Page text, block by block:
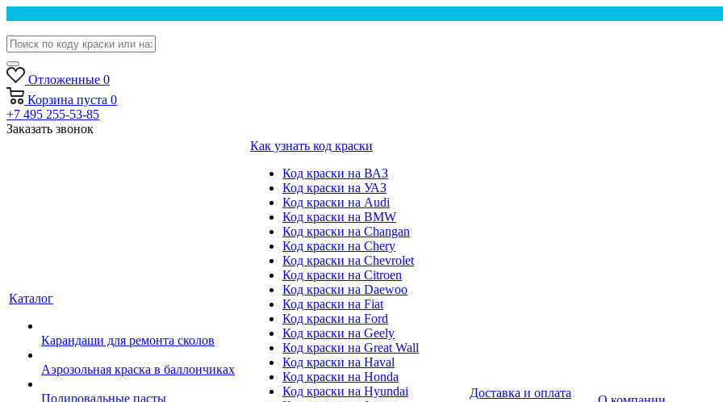
Отложенные 0
Корзина пуста 0
+7 495 255-53-85
Заказать звонок
Каталог
Карандаши для ремонта сколов
Аэрозольная краска в баллончиках
Полировальные пасты
Как узнать код краски
Код краски на ВАЗ
Код краски на УАЗ
Код краски на Audi
Код краски на BMW
Код краски на Changan
Код краски на Chery
Код краски на Chevrolet
Код краски на Citroen
Код краски на Daewoo
Код краски на Fiat
Код краски на Ford
Код краски на Geely
Код краски на Great Wall
Код краски на Haval
Код краски на Honda
Код краски на Hyundai
Доставка и оплата